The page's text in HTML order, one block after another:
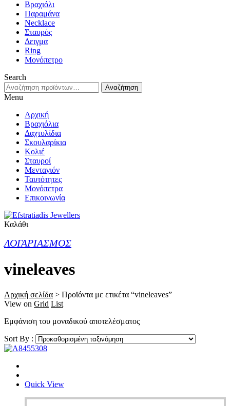
Βραχιόλι
Παραμάνα
Necklace
Σταυρός
Δειγμα
Ring
Μονόπετρο
Search
Αναζήτηση
για:
Αναζήτηση
Menu
Αρχική
Βραχιόλια
Δαχτυλίδια
Σκουλαρίκια
Κολιέ
Σταυροί
Μενταγιόν
Ταυτότητες
Μονόπετρα
Επικοινωνία
Καλάθι
ΛΟΓΑΡΙΑΣΜΟΣ
vineleaves
Αρχική σελίδα > Προϊόντα με ετικέτα “vineleaves”
View on Grid List
Εμφάνιση του μοναδικού αποτελέσματος
Sort By :
Quick View